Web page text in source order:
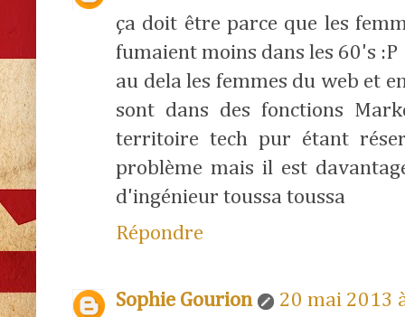
ça doit être parce que les
fumaient moins dans les 60's :P
au dela les femmes du web et
sont dans des fonctions
territoire tech pur étant
problème mais il est
d'ingénieur toussa toussa
Répondre
Sophie Gourion
20 mai 2013